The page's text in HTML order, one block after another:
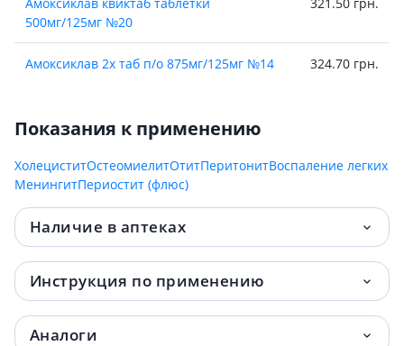
500мг/125мг №20
Амоксиклав 2х таб п/о 875мг/125мг №14 324.70 грн.
Показания к применению
ХолециститОстеомиелитОтитПеритонитВоспаление легких
МенингитПериостит (флюс)
Наличие в аптеках
Инструкция по применению
Аналоги